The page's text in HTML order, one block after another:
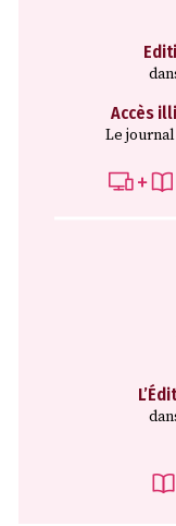
Accès
Le